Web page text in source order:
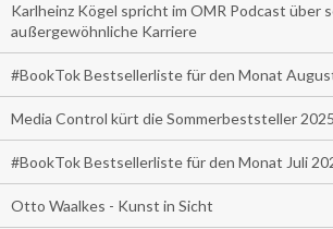
Karlheinz Kögel spricht im OMR Podcast über
außergewöhnliche Karriere
#BookTok Bestsellerliste für den Monat
Media Control kürt die Sommerbeststeller 2025
#BookTok Bestsellerliste für den Monat Juli
Otto Waalkes - Kunst in Sicht